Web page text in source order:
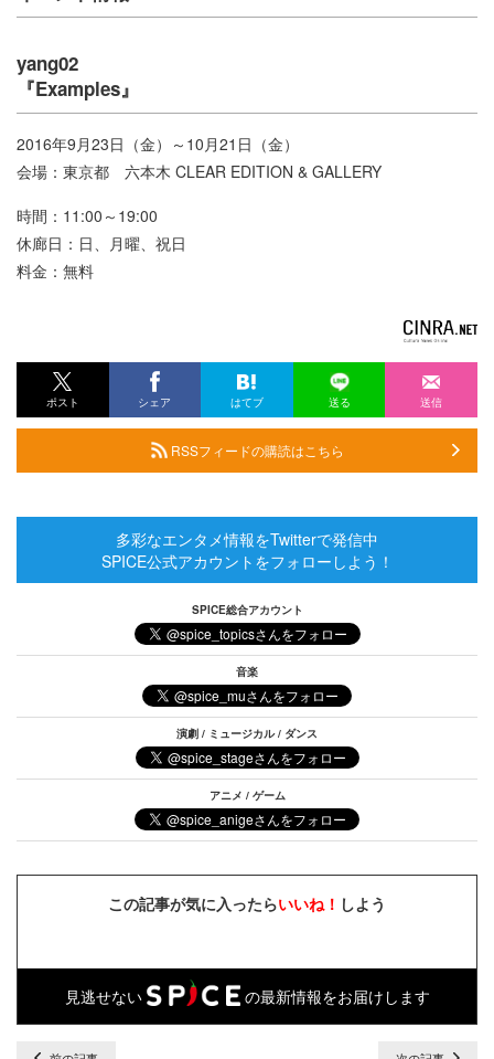
yang02
『Examples』
2016年9月23日（金）～10月21日（金）
会場：東京都 六本木 CLEAR EDITION & GALLERY
時間：11:00～19:00
休廊日：日、月曜、祝日
料金：無料
ポスト シェア はてブ 送る 送信
RSSフィードの購読はこちら
多彩なエンタメ情報をTwitterで発信中
SPICE公式アカウントをフォローしよう！
SPICE総合アカウント
音楽
演劇 / ミュージカル / ダンス
アニメ / ゲーム
この記事が気に入ったらいいね！ しよう
見逃せない の最新情報をお届けします